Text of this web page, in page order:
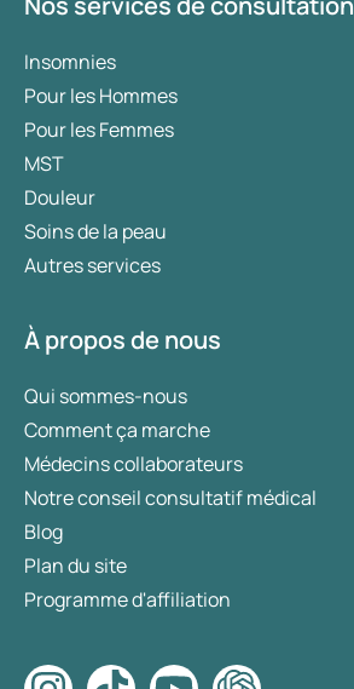
Insomnies
Pour les Hommes
Pour les Femmes
MST
Douleur
Soins de la peau
Autres services
À propos de nous
Qui sommes-nous
Comment ça marche
Médecins collaborateurs
Notre conseil consultatif médical
Blog
Plan du site
Programme d'affiliation